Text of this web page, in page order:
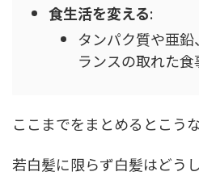
食生活を変える:
タンパク質や亜
ランスの取れた食
ここまでをまとめるとこうな
若白髪に限らず白髪はどう